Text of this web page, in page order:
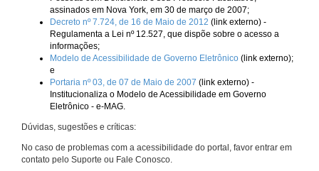
assinados em Nova York, em 30 de março de 2007;
Decreto nº 7.724, de 16 de Maio de 2012 (link externo) -
Regulamenta a Lei nº 12.527, que dispõe sobre o acesso a
informações;
Modelo de Acessibilidade de Governo Eletrônico (link externo);
e
Portaria nº 03, de 07 de Maio de 2007 (link externo) -
Institucionaliza o Modelo de Acessibilidade em Governo
Eletrônico - e-MAG.
Dúvidas, sugestões e críticas:
No caso de problemas com a acessibilidade do portal, favor entrar em
contato pelo Suporte ou Fale Conosco.